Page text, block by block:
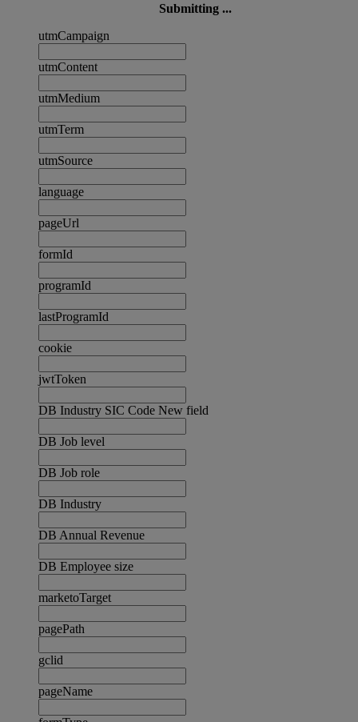
Submitting ...
utmCampaign
utmContent
utmMedium
utmTerm
utmSource
language
pageUrl
formId
programId
lastProgramId
cookie
jwtToken
DB Industry SIC Code New field
DB Job level
DB Job role
DB Industry
DB Annual Revenue
DB Employee size
marketoTarget
pagePath
gclid
pageName